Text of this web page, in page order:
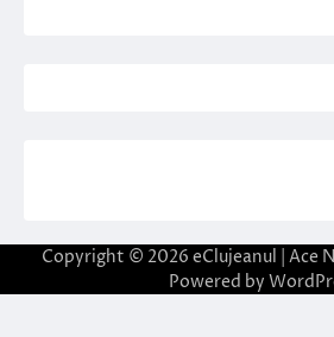
Copyright © 2026 eClujeanul | Ace
Powered by